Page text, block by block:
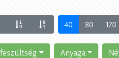
40 80 120
Anyaga